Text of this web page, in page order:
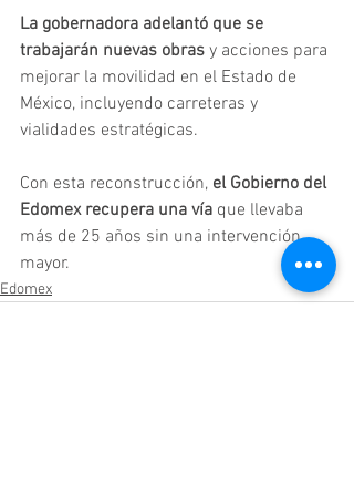
La gobernadora adelantó que se
trabajarán nuevas obras y acciones para
mejorar la movilidad en el Estado de
México, incluyendo carreteras y
vialidades estratégicas.
Con esta reconstrucción, el Gobierno del
Edomex recupera una vía que llevaba
más de 25 años sin una intervención
mayor.
Edomex